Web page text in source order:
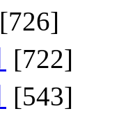
[726]
[722]
[543]